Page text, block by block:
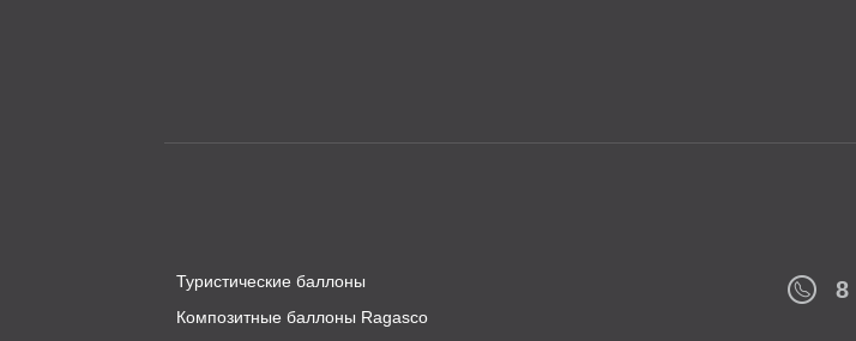
Туристические баллоны
Композитные баллоны Ragasco
8